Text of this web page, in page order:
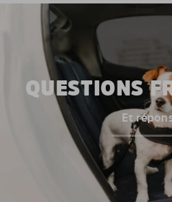
QUESTIONS
Et